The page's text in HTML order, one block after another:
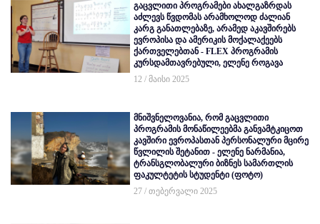
გაცვლითი პროგრამები ახალგაზრდას
აძლევს წვდომას არამხოლოდ ძალიან
კარგ განათლებაზე, არამედ აკავშირებს
ევროპისა და ამერიკის მოქალაქეებს
ქართველებთან - FLEX პროგრამის
კურსდამთავრებული, ელენე როგავა
12 / მაისი 2025
მნიშვნელოვანია, რომ გაცვლითი
პროგრამის მონაწილეებმა განვამტკიცოთ
კავშირი ევროპასთან პერსონალური მცირე
წვლილის შეტანით - ელენე ნარმანია,
ტრანსგლობალური ბიზნეს სამართლის
ფაკულტეტის სტუდენტი (ფოტო)
27 / თებერვალი 2025